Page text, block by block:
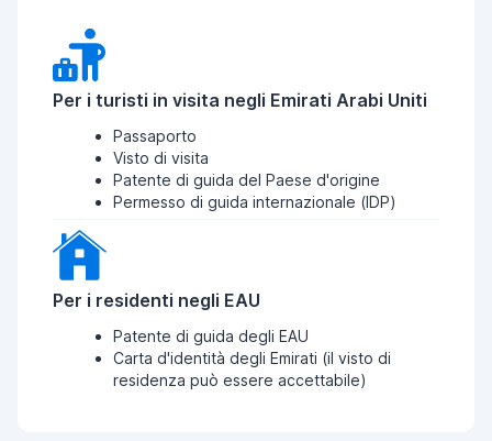
Per i turisti in visita negli Emirati Arabi Uniti
Passaporto
Visto di visita
Patente di guida del Paese d'origine
Permesso di guida internazionale (IDP)
Per i residenti negli EAU
Patente di guida degli EAU
Carta d'identità degli Emirati (il visto di
residenza può essere accettabile)